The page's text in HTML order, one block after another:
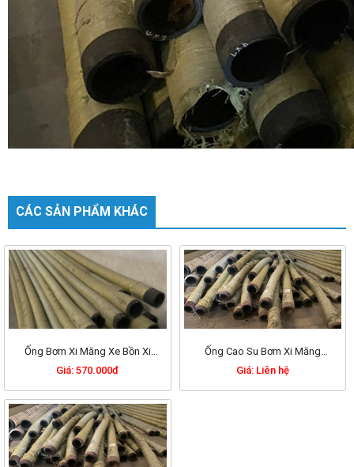
CÁC SẢN PHẨM KHÁC
Ống Bơm Xi Măng Xe Bồn Xi
Măng D114x7M
Giá: 570.000đ
Ống Cao Su Bơm Xi Măng
D100
Giá: Liên hệ